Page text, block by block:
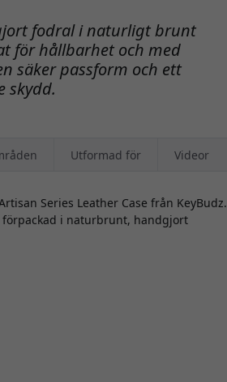
fodral i naturligt brunt
för hållbarhet och med
säker passform och ett
skydd.
Utformad för Videor
Series Leather Case från KeyBudz.
förpackad i naturbrunt, handgjort